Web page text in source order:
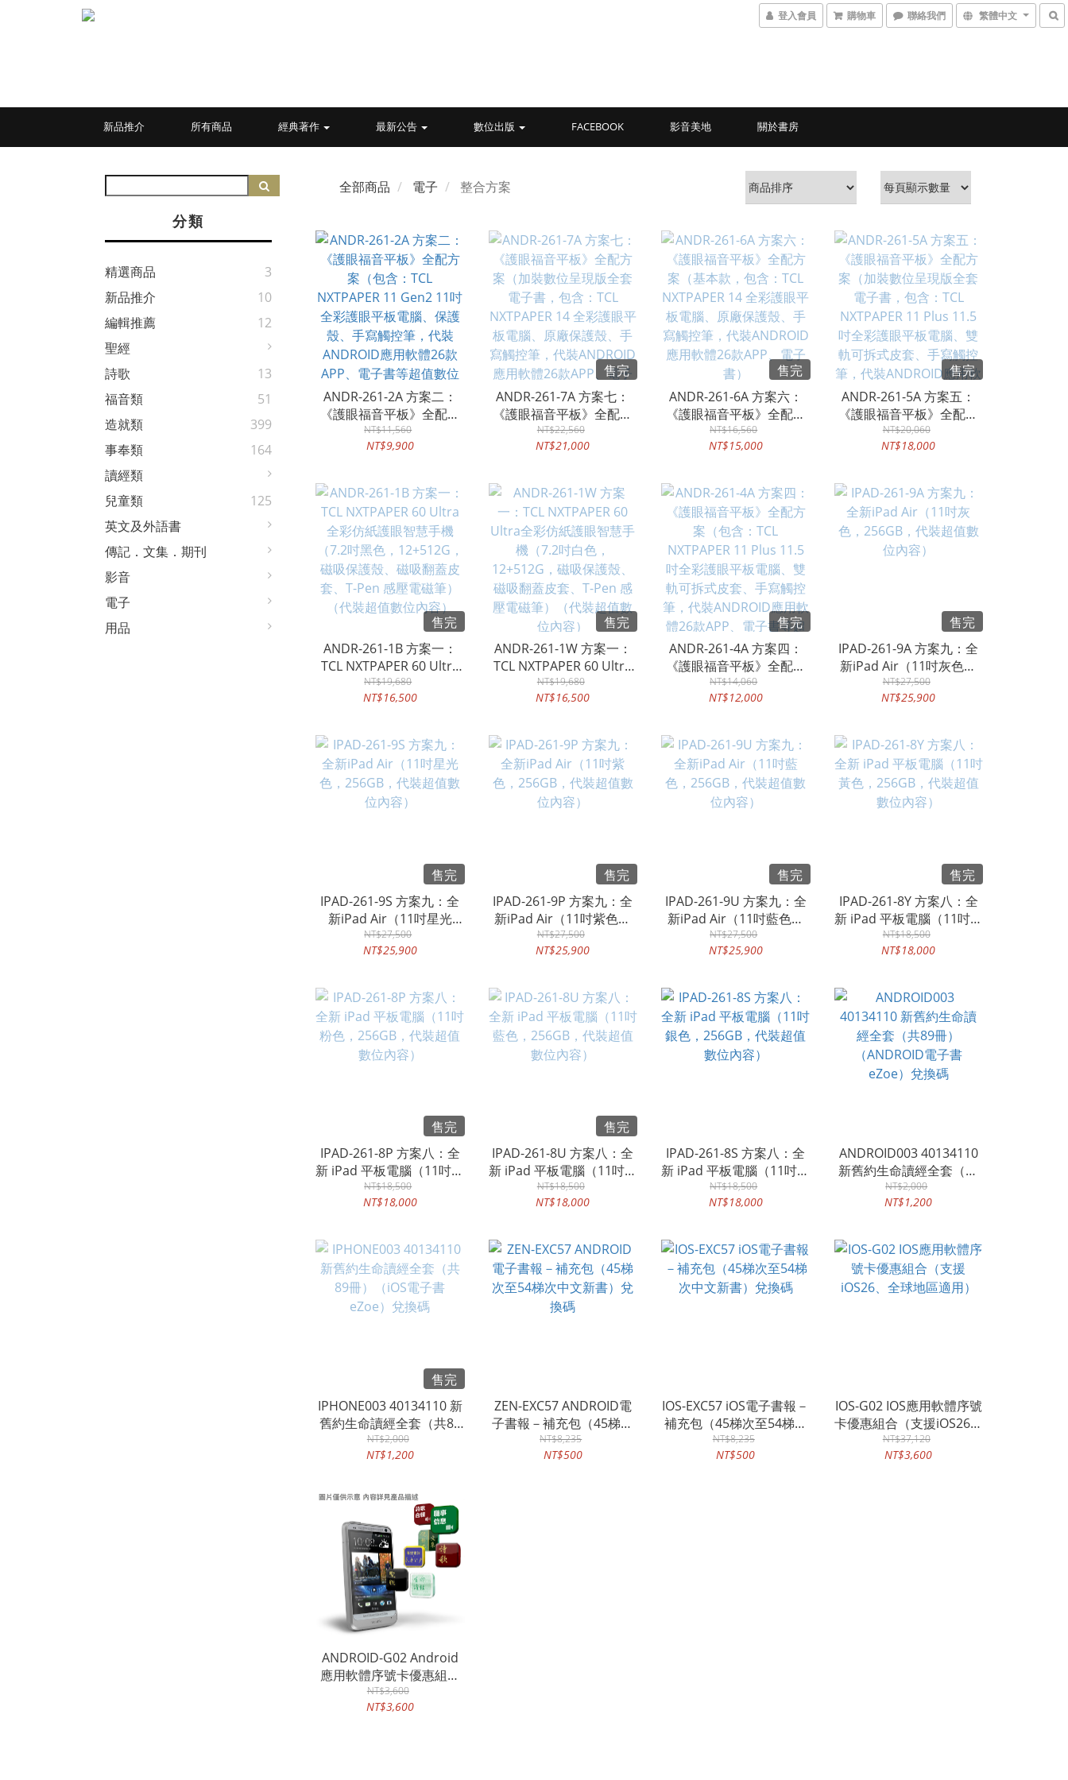
登入會員 購物車 聯絡我們 繁體中文
新品推介 所有商品 經典著作 最新公告 數位出版 FACEBOOK 影音美地 關於書房
分類
精選商品
3
新品推介
10
編輯推薦
12
聖經
詩歌
13
福音類
51
造就類
399
事奉類
164
讀經類
兒童類
125
英文及外語書
傳記．文集．期刊
影音
電子
用品
全部商品 電子 整合方案
ANDR-261-2A 方案二：
《護眼福音平板》全配方
案（包含：TCL
NXTPAPER 11 Gen2 11吋
殼、手寫觸控筆，代裝
ANDROID應用軟體26款
APP、電子書等超值數位
內容）
NT$11,560
NT$9,900
售完
ANDR-261-7A 方案七：
《護眼福音平板》全配方
案（加裝數位呈現版全套
電子書，包含：TCL
板電腦、原廠保護殼、手
寫觸控筆，代裝ANDROID
應用軟體26款APP、電子
書及數位呈現版全套超值
數位內容）
NT$22,560
NT$21,000
售完
ANDR-261-6A 方案六：
《護眼福音平板》全配方
案（基本款，包含：TCL
NXTPAPER 14 全彩護眼平
寫觸控筆，代裝ANDROID
應用軟體26款APP、電子
書）
NT$16,560
NT$15,000
售完
ANDR-261-5A 方案五：
《護眼福音平板》全配方
案（加裝數位呈現版全套
電子書，包含：TCL
吋全彩護眼平板電腦、雙
軌可拆式皮套、手寫觸控
筆，代裝ANDROID應用軟
體26款APP、電子書及數
位呈現版全套超值數位內
NT$20,060
NT$18,000
售完
ANDR-261-1B 方案一：
TCL NXTPAPER 60 Ultra
全彩仿紙護眼智慧手機
（7.2吋黑色，12+512G，
套、T-Pen 感壓電磁筆）
（代裝超值數位內容）
NT$19,680
NT$16,500
售完
ANDR-261-1W 方案一：
TCL NXTPAPER 60 Ultra
全彩仿紙護眼智慧手機
（7.2吋白色，12+512G，
套、T-Pen 感壓電磁筆）
（代裝超值數位內容）
NT$19,680
NT$16,500
售完
ANDR-261-4A 方案四：
《護眼福音平板》全配方
案（包含：TCL
NXTPAPER 11 Plus 11.5
軌可拆式皮套、手寫觸控
筆，代裝ANDROID應用軟
體26款APP、電子書等超
值數位內容）
NT$14,060
NT$12,000
售完
IPAD-261-9A 方案九：全
新iPad Air（11吋灰色，
256GB，代裝超值數位內
容）
NT$27,500
NT$25,900
售完
IPAD-261-9S 方案九：全
新iPad Air（11吋星光
色，256GB，代裝超值數
位內容）
NT$27,500
NT$25,900
售完
IPAD-261-9P 方案九：全
新iPad Air（11吋紫色，
256GB，代裝超值數位內
容）
NT$27,500
NT$25,900
售完
IPAD-261-9U 方案九：全
新iPad Air（11吋藍色，
256GB，代裝超值數位內
容）
NT$27,500
NT$25,900
售完
IPAD-261-8Y 方案八：全
新 iPad 平板電腦（11吋黃
色，256GB，代裝超值數
位內容）
NT$18,500
NT$18,000
售完
IPAD-261-8P 方案八：全
新 iPad 平板電腦（11吋粉
色，256GB，代裝超值數
位內容）
NT$18,500
NT$18,000
售完
IPAD-261-8U 方案八：全
新 iPad 平板電腦（11吋藍
色，256GB，代裝超值數
位內容）
NT$18,500
NT$18,000
IPAD-261-8S 方案八：全
新 iPad 平板電腦（11吋銀
色，256GB，代裝超值數
位內容）
NT$18,500
NT$18,000
ANDROID003 40134110
新舊約生命讀經全套（共
89冊）（ANDROID電子書
eZoe）兌換碼
NT$2,000
NT$1,200
售完
IPHONE003 40134110 新
舊約生命讀經全套（共89
冊）（iOS電子書eZoe）
兌換碼
NT$2,000
NT$1,200
ZEN-EXC57 ANDROID電
子書報－補充包（45梯次
至54梯次中文新書）兌換
碼
NT$8,235
NT$500
IOS-EXC57 iOS電子書報－
補充包（45梯次至54梯次
中文新書）兌換碼
NT$8,235
NT$500
IOS-G02 IOS應用軟體序號
卡優惠組合（支援iOS26、
全球地區適用）
NT$37,120
NT$3,600
ANDROID-G02 Android
應用軟體序號卡優惠組合
（全球地區適用）
NT$3,600
NT$3,600